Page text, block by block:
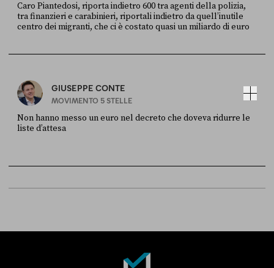
Caro Piantedosi, riporta indietro 600 tra agenti della polizia,
tra finanzieri e carabinieri, riportali indietro da quell’inutile
centro dei migranti, che ci è costato quasi un miliardo di euro
GIUSEPPE CONTE
MOVIMENTO 5 STELLE
Non hanno messo un euro nel decreto che doveva ridurre le
liste d’attesa